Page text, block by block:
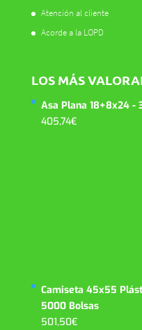
Atención al cliente
Acorde a la LOPD
LOS MÁS
Asa Plana 18+8x24 -
405,74€
Camiseta 45x55
5000 Bolsas
501,50€